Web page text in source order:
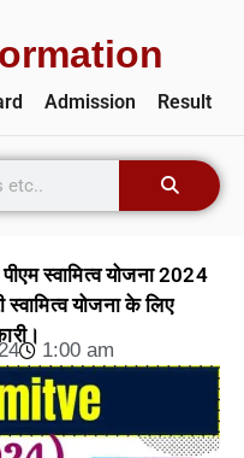
Admission Result
स्वामित्व योजना 2024
योजना के लिए
1:00 am